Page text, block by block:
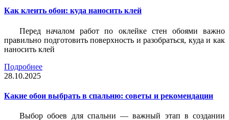
Как клеить обои: куда наносить клей
Перед началом работ по оклейке стен обоями важно
правильно подготовить поверхность и разобраться, куда и как
наносить клей
Подробнее
28.10.2025
Какие обои выбрать в спальню: советы и рекомендации
Выбор обоев для спальни — важный этап в создании